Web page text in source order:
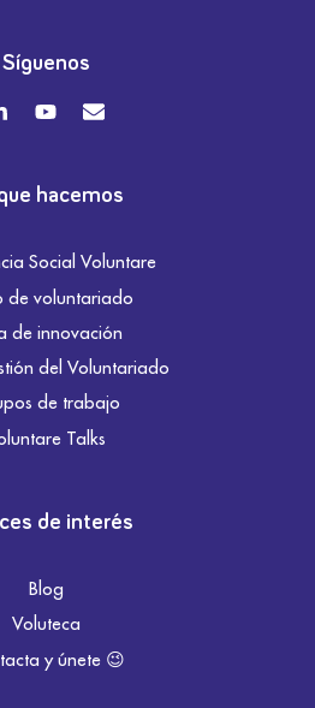
Síguenos
hacemos
Social Voluntare
de voluntariado
de innovación
del Voluntariado
de trabajo
Talks
de interés
Blog
Voluteca
y únete 😉